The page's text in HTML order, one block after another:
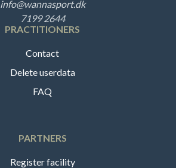
info@wannasport.dk
7199 2644
PRACTITIONERS
Contact
Delete userdata
FAQ
PARTNERS
Register facility